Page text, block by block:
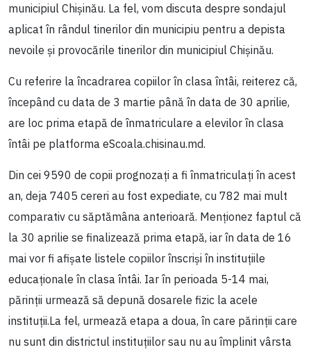
municipiul Chișinău. La fel, vom discuta despre sondajul
aplicat în rândul tinerilor din municipiu pentru a depista
nevoile și provocările tinerilor din municipiul Chișinău.
Cu referire la încadrarea copiilor în clasa întâi, reiterez că,
începând cu data de 3 martie până în data de 30 aprilie,
are loc prima etapă de înmatriculare a elevilor în clasa
întâi pe platforma eScoala.chisinau.md.
Din cei 9590 de copii prognozați a fi înmatriculați în acest
an, deja 7405 cereri au fost expediate, cu 782 mai mult
comparativ cu săptămâna anterioară. Menționez faptul că
la 30 aprilie se finalizează prima etapă, iar în data de 16
mai vor fi afișate listele copiilor înscriși în instituțiile
educaționale în clasa întâi. Iar în perioada 5-14 mai,
părinții urmează să depună dosarele fizic la acele
instituții.La fel, urmează etapa a doua, în care părinții care
nu sunt din districtul instituțiilor sau nu au împlinit vârsta